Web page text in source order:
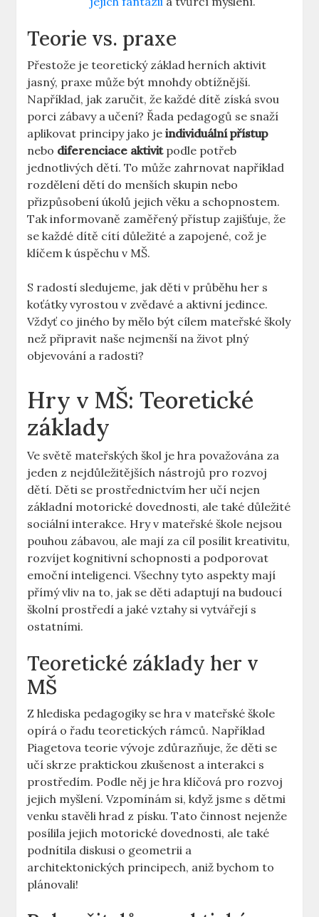
Teorie vs. praxe
Přestože je teoretický základ herních aktivit
jasný, praxe může být mnohdy obtížnější.
Například, jak zaručit, že každé dítě získá svou
porci zábavy a učení? Řada pedagogů se snaží
aplikovat principy jako jeindividuální přístup
nebo diferenciace aktivitpodle potřeb
jednotlivých dětí. To může zahrnovat například
rozdělení dětí do menších skupin nebo
přizpůsobení úkolů jejich věku a schopnostem.
Tak informovaně zaměřený přístup zajišťuje, že
se každé dítě cítí důležité a zapojené, což je
klíčem k úspěchu v MŠ.
S radostí sledujeme, jak děti v průběhu her s
koťátky vyrostou v zvědavé a aktivní jedince.
Vždyť co jiného by mělo být cílem mateřské školy
než připravit naše nejmenší na život plný
objevování a radosti?
Hry v MŠ: Teoretické
základy
Ve světě mateřských škol je hra považována za
jeden z nejdůležitějších nástrojů pro rozvoj
dětí. Děti se prostřednictvím her učí nejen
základní motorické dovednosti, ale také důležité
sociální interakce. Hry v mateřské škole nejsou
pouhou zábavou, ale mají za cíl posílit kreativitu,
rozvíjet kognitivní schopnosti a podporovat
emoční inteligenci. Všechny tyto aspekty mají
přímý vliv na to, jak se děti adaptují na budoucí
školní prostředí a jaké vztahy si vytvářejí s
ostatními.
Teoretické základy her v
MŠ
Z hlediska pedagogiky se hra v mateřské škole
opírá o řadu teoretických rámců. Například
Piagetova teorie vývoje zdůrazňuje, že děti se
učí skrze praktickou zkušenost a interakci s
prostředím. Podle něj je hra klíčová pro rozvoj
jejich myšlení. Vzpomínám si, když jsme s dětmi
venku stavěli hrad z písku. Tato činnost nejenže
posílila jejich motorické dovednosti, ale také
podnítila diskusi o geometrii a
architektonických principech, aniž bychom to
plánovali!